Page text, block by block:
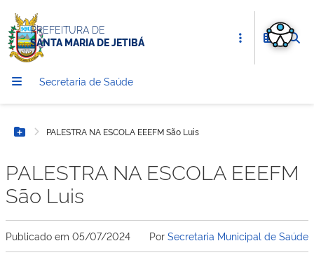
PREFEITURA DE
SANTA MARIA DE JETIBÁ
Secretaria de Saúde
Botão Menu
PALESTRA NA ESCOLA EEEFM São Luis
PALESTRA NA ESCOLA EEEFM
São Luis
Publicado em 05/07/2024 Por Secretaria Municipal de Saúde